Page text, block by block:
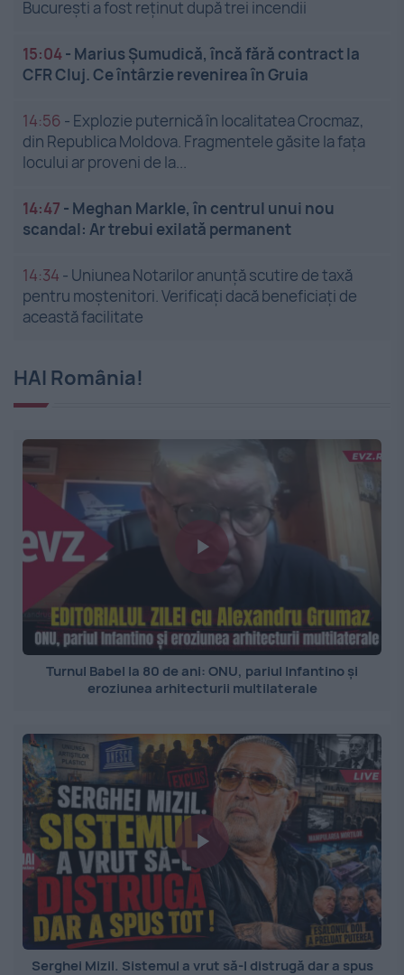
București a fost reținut după trei incendii
15:04- Marius Șumudică, încă fără contract la
CFR Cluj. Ce întârzie revenirea în Gruia
14:56 - Explozie puternică în localitatea Crocmaz,
din Republica Moldova. Fragmentele găsite la fața
locului ar proveni de la...
14:47 - Meghan Markle, în centrul unui nou
scandal: Ar trebui exilată permanent
14:34 - Uniunea Notarilor anunță scutire de taxă
pentru moștenitori. Verificați dacă beneficiați de
această facilitate
HAI România!
Turnul Babel la 80 de ani: ONU, pariul Infantino și
eroziunea arhitecturii multilaterale
Serghei Mizil. Sistemul a vrut să-l distrugă dar a spus